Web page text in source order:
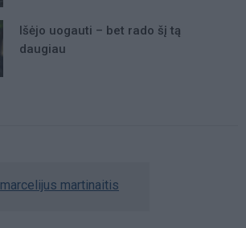
Išėjo uogauti – bet rado šį tą
daugiau
marcelijus martinaitis